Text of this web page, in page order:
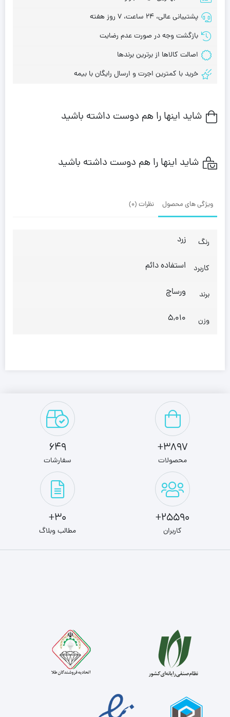
پشتیبانی عالی، 24 ساعت، 7 روز هفته
بازگشت وجه در صورت عدم رضایت
اصالت کالاها از برترین برندها
خرید با کمترین اجرت و ارسال رایگان با بیمه
شاید اینها را هم دوست داشته باشید
شاید اینها را هم دوست داشته باشید
ویژگی های محصول نظرات (0)
رنگ زرد
کاربرد استفاده دائم
برند ورساچ
وزن 5,010
3897+
محصولات
649
سفارشات
25590+
کاربران
30+
مطالب وبلاگ